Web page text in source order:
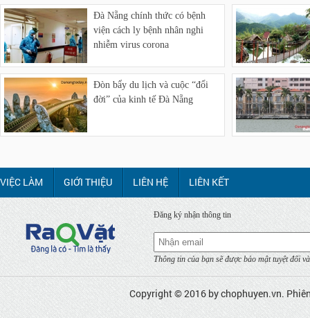
Đà Nẵng chính thức có bệnh
viện cách ly bệnh nhân nghi
nhiễm virus corona
Đòn bẩy du lịch và cuộc “đổi
đời” của kinh tế Đà Nẵng
VIỆC LÀM GIỚI THIỆU LIÊN HỆ LIÊN KẾT
Đăng ký nhận thông tin
Thông tin của bạn sẽ được bảo mật tuyệt đối
Copyright © 2016 bychophuyen.vn.